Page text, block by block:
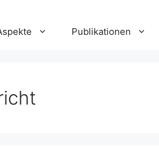
Publikationen